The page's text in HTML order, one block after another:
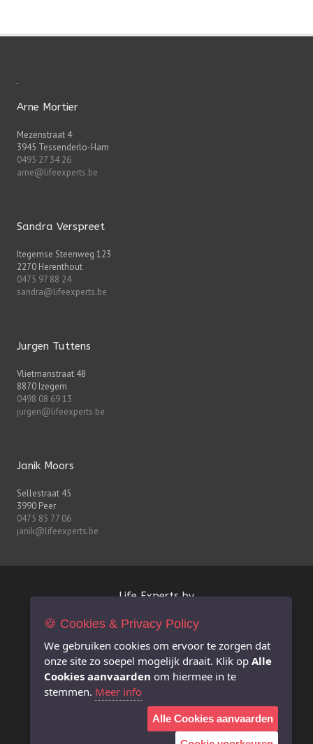
Arne Mortier
Mezenstraat 4
3945 Tessenderlo-Ham
0495 27 34 26
arne@lifeexperts.be
Sandra Verspreet
Itegemse Steenweg 123
2270 Herenthout
0475 97 88 24
sandra@lifeexperts.be
Jurgen Tuttens
Vlietmanstraat 48
8870 Izegem
0498 08 69 13
jurgen@lifeexperts.be
Janik Moors
Sellestraat 45
3990 Peer
0475 85 77 06
janik@lifeexperts.be
Life Experts bv
FSMA-nr. 0627.926.530
RPR Antwerpen afdeling Hasselt
info@lifeexperts.be
Extra informatie
Juridische disclaimer i.v.m. deze website
🍪 Cookies & Privacy Policy
We gebruiken cookies om ervoor te zorgen dat
onze site zo soepel mogelijk draait. Klik op Alle
Cookies aanvaarden om hiermee in te
stemmen. Meer info
Alle Cookies aanvaarden